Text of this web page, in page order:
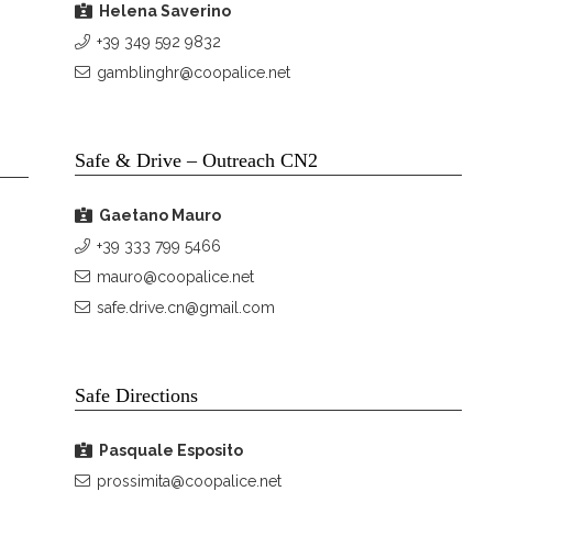
Helena Saverino
+39 349 592 9832
gamblinghr@coopalice.net
Safe & Drive – Outreach CN2
Gaetano Mauro
+39 333 799 5466
mauro@coopalice.net
safe.drive.cn@gmail.com
Safe Directions
Pasquale Esposito
prossimita@coopalice.net